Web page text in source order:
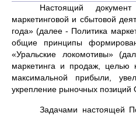
Настоящий
маркетинговой и сбытовой
года» (далее - Политика
общие принципы
«Уральские локомотивы»
маркетинга и продаж, целью
максимальной прибыли,
укрепление рыночных позиций
Задачами настоящей